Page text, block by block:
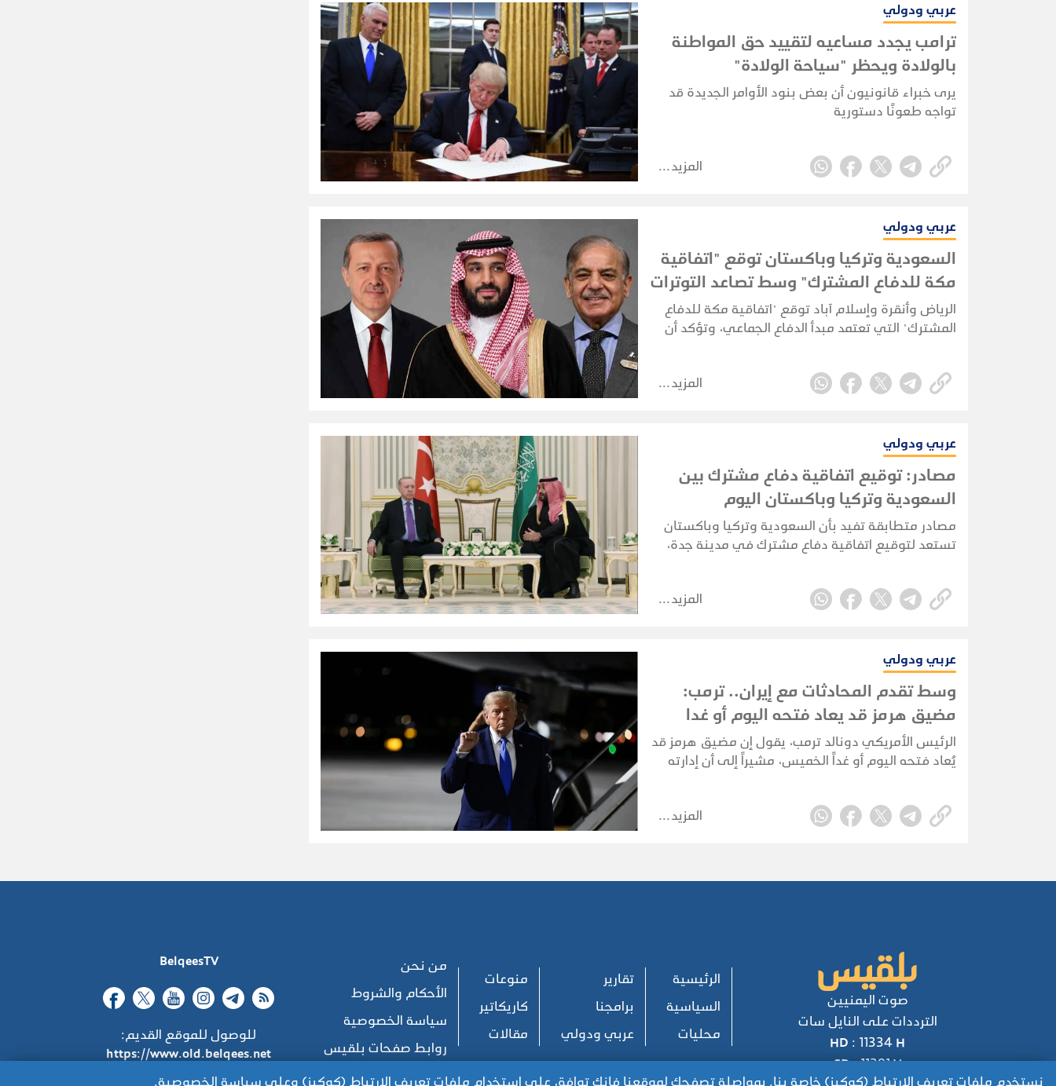
عربي ودولي
ترامب يجدد مساعيه لتقييد حق المواطنة
بالولادة ويحظر "سياحة الولادة"
يرى خبراء قانونيون أن بعض بنود الأوامر الجديدة قد
تواجه طعونًا دستورية
المزيد
عربي ودولي
السعودية وتركيا وباكستان توقع "اتفاقية
مكة للدفاع المشترك" وسط تصاعد التوترات
الإقليمية
الرياض وأنقرة وإسلام آباد توقع "اتفاقية مكة للدفاع
المشترك" التي تعتمد مبدأ الدفاع الجماعي، وتؤكد أن
طرف.
المزيد
عربي ودولي
مصادر: توقيع اتفاقية دفاع مشترك بين
السعودية وتركيا وباكستان اليوم
مصادر متطابقة تفيد بأن السعودية وتركيا وباكستان
تستعد لتوقيع اتفاقية دفاع مشترك في مدينة جدة،
الباكستاني شهباز شريف.
المزيد
عربي ودولي
وسط تقدم المحادثات مع إيران.. ترمب:
مضيق هرمز قد يعاد فتحه اليوم أو غدا
الرئيس الأمريكي دونالد ترمب، يقول إن مضيق هرمز قد
يُعاد فتحه اليوم أو غداً الخميس، مشيراً إلى أن إدارته
القائم منذ أشهر.
المزيد
نستخدم ملفات تعريف الارتباط (كوكيز) خاصة بنا. بمواصلة تصفحك لموقعنا فإنك توافق على استخدام ملفات تعريف الارتباط (كوكيز) وعلى سياسة الخصوصية.
صوت اليمنيين
الترددات على النايل سات
HD : 11334 H
SD : 11391 V
الرئيسية
السياسية
محليات
تقارير
برامجنا
عربي ودولي
منوعات
كاريكاتير
مقالات
من نحن
الأحكام والشروط
سياسة الخصوصية
روابط صفحات بلقيس
BelqeesTV
للوصول للموقع القديم:
https://www.old.belqees.net